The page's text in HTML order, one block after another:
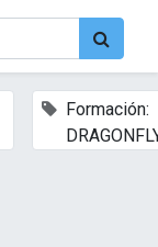
Formación: